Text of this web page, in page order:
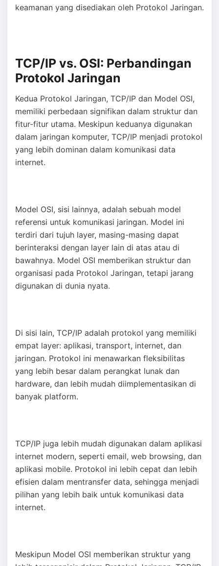
keamanan yang disediakan oleh Protokol Jaringan.
TCP/IP vs. OSI: Perbandingan
Protokol Jaringan
Kedua Protokol Jaringan, TCP/IP dan Model OSI,
memiliki perbedaan signifikan dalam struktur dan
fitur-fitur utama. Meskipun keduanya digunakan
dalam jaringan komputer, TCP/IP menjadi protokol
yang lebih dominan dalam komunikasi data
internet.
Model OSI, sisi lainnya, adalah sebuah model
referensi untuk komunikasi jaringan. Model ini
terdiri dari tujuh layer, masing-masing dapat
berinteraksi dengan layer lain di atas atau di
bawahnya. Model OSI memberikan struktur dan
organisasi pada Protokol Jaringan, tetapi jarang
digunakan di dunia nyata.
Di sisi lain, TCP/IP adalah protokol yang memiliki
empat layer: aplikasi, transport, internet, dan
jaringan. Protokol ini menawarkan fleksibilitas
yang lebih besar dalam perangkat lunak dan
hardware, dan lebih mudah diimplementasikan di
banyak platform.
TCP/IP juga lebih mudah digunakan dalam aplikasi
internet modern, seperti email, web browsing, dan
aplikasi mobile. Protokol ini lebih cepat dan lebih
efisien dalam mentransfer data, sehingga menjadi
pilihan yang lebih baik untuk komunikasi data
internet.
Meskipun Model OSI memberikan struktur yang